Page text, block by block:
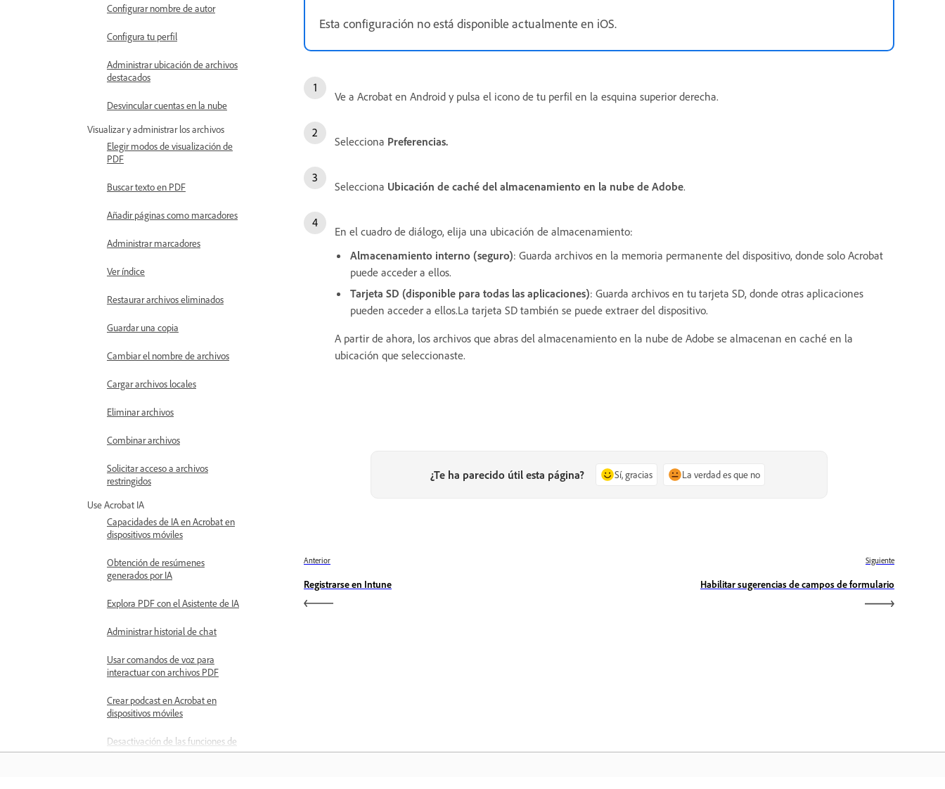
Configurar nombre de autor
Configura tu perfil
Administrar ubicación de archivos
destacados
Desvincular cuentas en la nube
Visualizar y administrar los archivos
Elegir modos de visualización de
PDF
Buscar texto en PDF
Añadir páginas como marcadores
Administrar marcadores
Ver índice
Restaurar archivos eliminados
Guardar una copia
Cambiar el nombre de archivos
Cargar archivos locales
Eliminar archivos
Combinar archivos
Solicitar acceso a archivos
restringidos
Use Acrobat IA
Capacidades de IA en Acrobat en
dispositivos móviles
Obtención de resúmenes
generados por IA
Explora PDF con el Asistente de IA
Administrar historial de chat
Usar comandos de voz para
interactuar con archivos PDF
Crear podcast en Acrobat en
dispositivos móviles
Desactivación de las funciones de
IA generativa
Esta configuración no está disponible actualmente en iOS.
Ve a Acrobat en Android y pulsa el icono de tu perfil en la esquina superior derecha.
Selecciona Preferencias.
Selecciona Ubicación de caché del almacenamiento en la nube de Adobe.
En el cuadro de diálogo, elija una ubicación de almacenamiento:
Almacenamiento interno (seguro): Guarda archivos en la memoria permanente del dispositivo, donde solo Acrobat
puede acceder a ellos.
Tarjeta SD (disponible para todas las aplicaciones): Guarda archivos en tu tarjeta SD, donde otras aplicaciones
pueden acceder a ellos.La tarjeta SD también se puede extraer del dispositivo.
A partir de ahora, los archivos que abras del almacenamiento en la nube de Adobe se almacenan en caché en la
ubicación que seleccionaste.
¿Te ha parecido útil esta página? Sí, gracias La verdad es que no
Anterior
Registrarse en Intune
Siguiente
Habilitar sugerencias de campos de formulario